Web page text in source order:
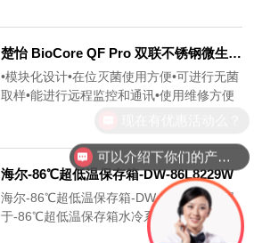
楚怡 BioCore QF Pro 双联不锈钢微生物发酵罐
•模块化设计•在位灭菌使用方便•可进行无菌
取样•能进行远程监控和通讯•使用维修方便
海尔-86℃超低温保存箱-DW-86L8229W
海尔-86℃超低温保存箱-DW-86L8229W属
于-86℃超低温保存箱水冷系列，电压
220/50，功率1100w，箱内温
可以介绍下你们的产品么？